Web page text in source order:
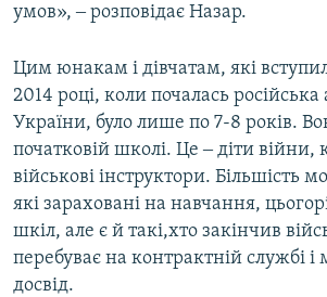
умов», ‒ розповідає Назар.
Цим юнакам і дівчатам, які
2014 році, коли почалась російська
України, було лише по 7-8 років.
початковій школі. Це ‒ діти
військові інструктори. Більшість
які зараховані на навчання,
шкіл, але є й такі,хто закінчив
перебуває на контрактній службі
досвід.